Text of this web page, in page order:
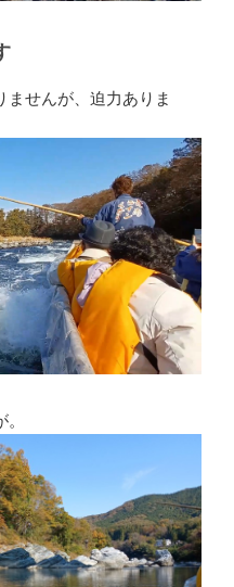
ませんが、迫力ありま